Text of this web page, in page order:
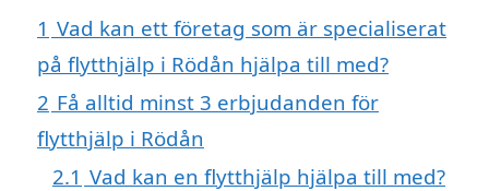
1 Vad kan ett företag som är specialiserat
på flytthjälp i Rödån hjälpa till med?
2 Få alltid minst 3 erbjudanden för
flytthjälp i Rödån
2.1 Vad kan en flytthjälp hjälpa till med?